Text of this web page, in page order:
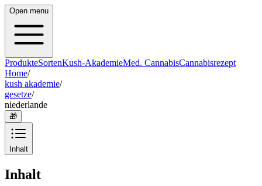
Open menu
ProdukteSortenKush-AkademieMed. CannabisCannabisrezept
Home/
kush akademie/
gesetze/
niederlande
🎁
Inhalt
Inhalt